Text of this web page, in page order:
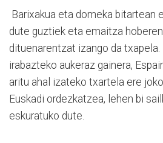
Barixakua eta domeka bitartean
dute guztiek eta emaitza
dituenarentzat izango da
irabazteko aukeraz gainera,
aritu ahal izateko txartela ere
Euskadi ordezkatzea, lehen bi
eskuratuko dute.